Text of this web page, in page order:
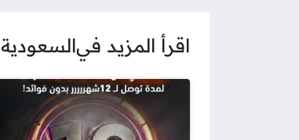
اقرأ المزيد فيالسعودية